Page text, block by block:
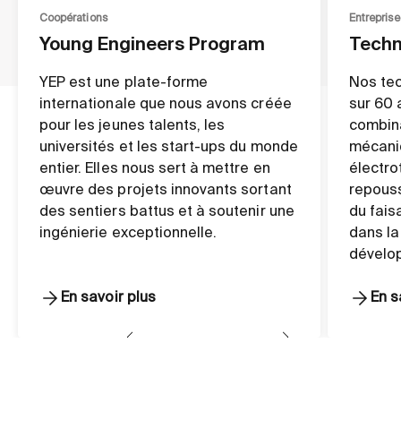
Coopérations
Young Engineers Program
YEP est une plate-forme
internationale que nous avons créée
pour les jeunes talents, les
universités et les start-ups du monde
entier. Elles nous sert à mettre en
œuvre des projets innovants sortant
des sentiers battus et à soutenir une
ingénierie exceptionnelle.
En savoir plus
Entreprise
Nos
sur 60
du
dans
En